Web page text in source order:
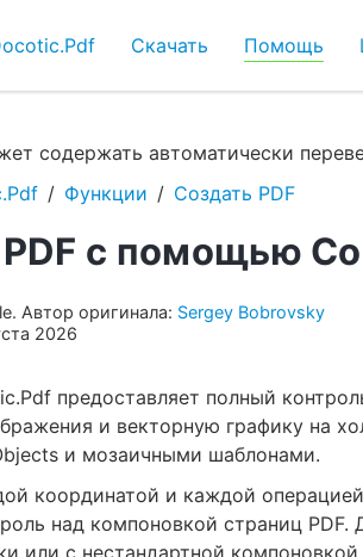
Скачать Помощь
содержать автоматически
Функции Создать PDF
с помощью
Автор оригинала: Sergey Bobrovsky
2026
предоставляет полный
и векторную графику на
и мозаичными шаблонами.
координатой и каждой
над компоновкой страниц
или с нестандартной